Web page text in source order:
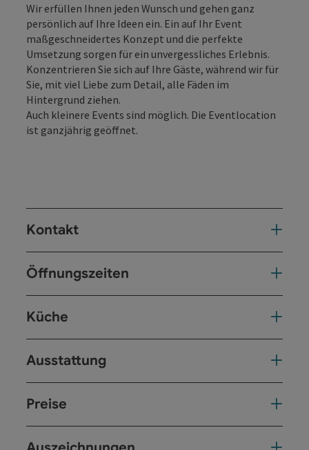
Wir erfüllen Ihnen jeden Wunsch und gehen ganz
persönlich auf Ihre Ideen ein. Ein auf Ihr Event
maßgeschneidertes Konzept und die perfekte
Umsetzung sorgen für ein unvergessliches Erlebnis.
Konzentrieren Sie sich auf Ihre Gäste, während wir für
Sie, mit viel Liebe zum Detail, alle Fäden im
Hintergrund ziehen.
Auch kleinere Events sind möglich. Die Eventlocation
ist ganzjährig geöffnet.
Kontakt
Öffnungszeiten
Küche
Ausstattung
Preise